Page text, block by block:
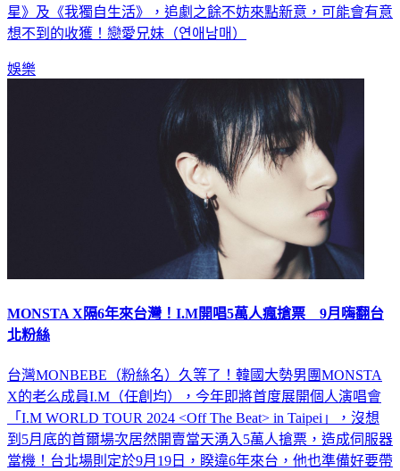
星》及《我獨自生活》，追劇之餘不妨來點新意，可能會有意
想不到的收獲！戀愛兄妹（연애남매）
娛樂
MONSTA X隔6年來台灣！I.M開唱5萬人瘋搶票 9月嗨翻台
北粉絲
台灣MONBEBE（粉絲名）久等了！韓國大勢男團MONSTA
X的老么成員I.M（任創均），今年即將首度展開個人演唱會
「I.M WORLD TOUR 2024 <Off The Beat> in Taipei」，沒想
到5月底的首爾場次居然開賣當天湧入5萬人搶票，造成伺服器
當機！台北場則定於9月19日，睽違6年來台，他也準備好要帶